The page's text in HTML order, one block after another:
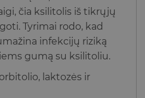
čia ksilitolis iš tikrųjų
Tyrimai rodo, kad
infekcijų riziką
gumą su ksilitoliu.
laktozės ir